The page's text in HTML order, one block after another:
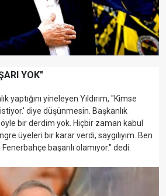
YOK"
yaptığını yineleyen Yıldırım, "Kimse
istiyor.' diye düşünmesin. Başkanlık
bir derdim yok. Hiçbir zaman kabul
üyeleri bir karar verdi, saygılıyım. Ben
başarılı olamıyor." dedi.